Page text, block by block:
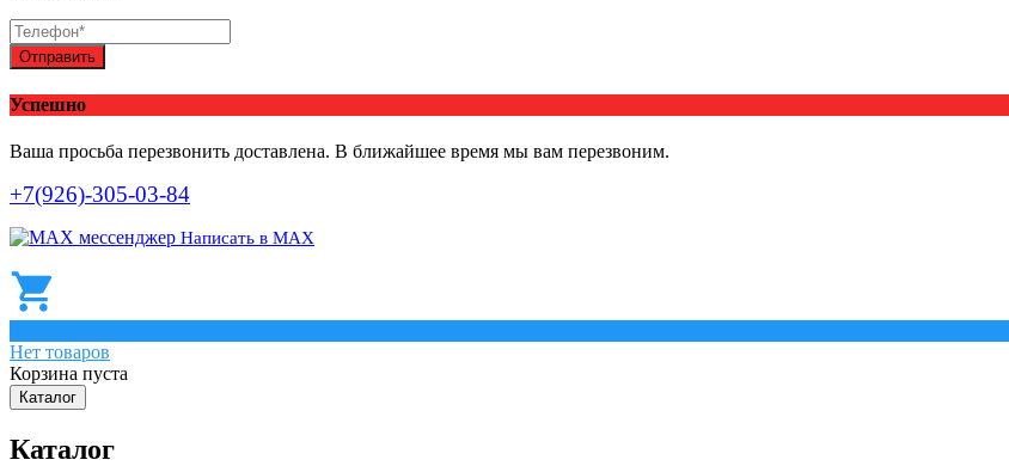
Отправить
Успешно
Ваша просьба перезвонить доставлена. В ближайшее время мы вам перезвоним.
+7(926)-305-03-84
Написать в МАХ
Нет товаров
Корзина пуста
Каталог
Каталог